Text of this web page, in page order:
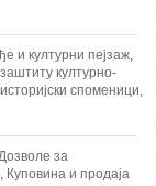
и културни пејзаж,
културно-
споменици,
за
, Куповина и продаја